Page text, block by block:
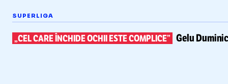
SUPERLIGA
„CEL CARE ÎNCHIDE OCHII ESTE COMPLICE” Gelu